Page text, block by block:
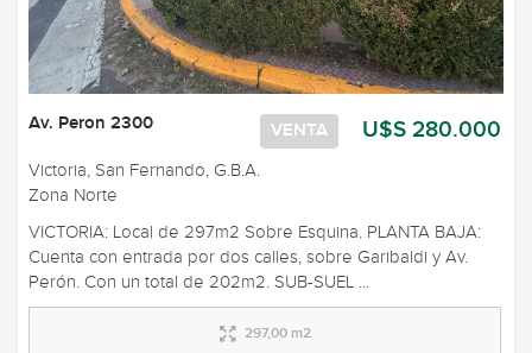
U$S 280.000
VENTA
Av. Peron 2300
Victoria, San Fernando, G.B.A.
Zona Norte
VICTORIA: Local de 297m2 Sobre Esquina. PLANTA BAJA:
Cuenta con entrada por dos calles, sobre Garibaldi y Av.
Perón. Con un total de 202m2. SUB-SUEL ...
297,00 m2